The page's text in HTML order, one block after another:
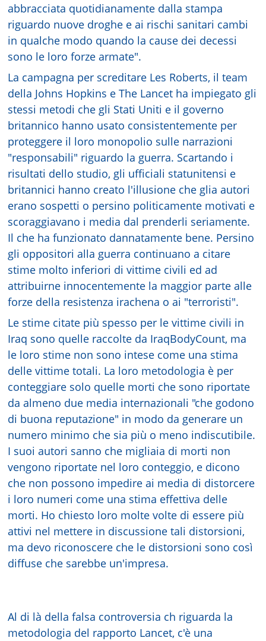
abbracciata quotidianamente dalla stampa
riguardo nuove droghe e ai rischi sanitari cambi
in qualche modo quando la cause dei decessi
sono le loro forze armate".
La campagna per screditare Les Roberts, il team
della Johns Hopkins e The Lancet ha impiegato gli
stessi metodi che gli Stati Uniti e il governo
britannico hanno usato consistentemente per
proteggere il loro monopolio sulle narrazioni
"responsabili" riguardo la guerra. Scartando i
risultati dello studio, gli ufficiali statunitensi e
britannici hanno creato l'illusione che glia autori
erano sospetti o persino politicamente motivati e
scoraggiavano i media dal prenderli seriamente.
Il che ha funzionato dannatamente bene. Persino
gli oppositori alla guerra continuano a citare
stime molto inferiori di vittime civili ed ad
attribuirne innocentemente la maggior parte alle
forze della resistenza irachena o ai "terroristi".
Le stime citate più spesso per le vittime civili in
Iraq sono quelle raccolte da IraqBodyCount, ma
le loro stime non sono intese come una stima
delle vittime totali. La loro metodologia è per
conteggiare solo quelle morti che sono riportate
da almeno due media internazionali "che godono
di buona reputazione" in modo da generare un
numero minimo che sia più o meno indiscutibile.
I suoi autori sanno che migliaia di morti non
vengono riportate nel loro conteggio, e dicono
che non possono impedire ai media di distorcere
i loro numeri come una stima effettiva delle
morti. Ho chiesto loro molte volte di essere più
attivi nel mettere in discussione tali distorsioni,
ma devo riconoscere che le distorsioni sono così
diffuse che sarebbe un'impresa.
Al di là della falsa controversia ch riguarda la
metodologia del rapporto Lancet, c'è una